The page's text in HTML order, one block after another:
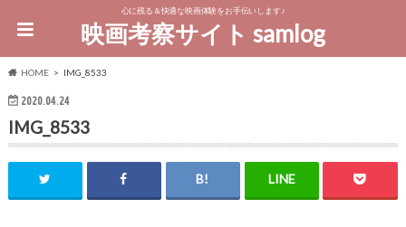
心に残る＆快適な映画体験をお手伝いします♪
映画考察サイト samlog
HOME IMG_8533
2020.04.24
IMG_8533